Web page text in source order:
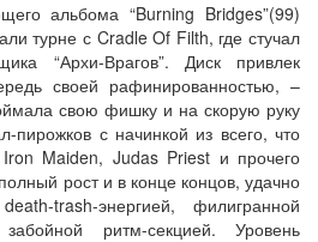
альбома “Burning Bridges”(99)
турне с Cradle Of Filth, где стучал
“Архи-Врагов”. Диск привлек
своей рафинированностью, –
свою фишку и на скорую руку
пирожков с начинкой из всего, что
Maiden, Judas Priest и прочего
рост и в конце концов, удачно
trash-энергией, филигранной
ритм-секцией. Уровень